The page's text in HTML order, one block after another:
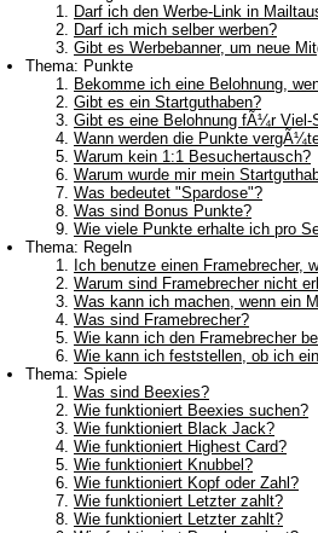
Darf ich den Werbe-Link in
Darf ich mich selber werben?
Gibt es Werbebanner, um neue
Thema: Punkte
Bekomme ich eine Belohnung,
Gibt es ein Startguthaben?
Gibt es eine Belohnung fÃ¼r Viel-
Wann werden die Punkte
Warum kein 1:1 Besuchertausch?
Warum wurde mir mein
Was bedeutet "Spardose"?
Was sind Bonus Punkte?
Wie viele Punkte erhalte ich pro
Thema: Regeln
Ich benutze einen Framebrecher,
Warum sind Framebrecher nicht
Was kann ich machen, wenn ein
Was sind Framebrecher?
Wie kann ich den Framebrecher
Wie kann ich feststellen, ob ich
Thema: Spiele
Was sind Beexies?
Wie funktioniert Beexies suchen?
Wie funktioniert Black Jack?
Wie funktioniert Highest Card?
Wie funktioniert Knubbel?
Wie funktioniert Kopf oder Zahl?
Wie funktioniert Letzter zahlt?
Wie funktioniert Letzter zahlt?